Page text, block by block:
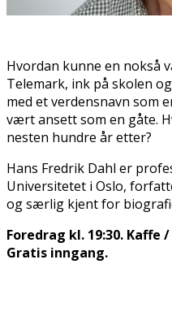
Hvordan kunne en nokså
Telemark, flink på skolen
med et verdensnavn som
vært ansett som en gåte.
nesten hundre år etter?
Hans Fredrik Dahl er
Universitetet i Oslo,
og særlig kjent for
Foredrag kl. 19:30. Kaffe
Gratis inngang.